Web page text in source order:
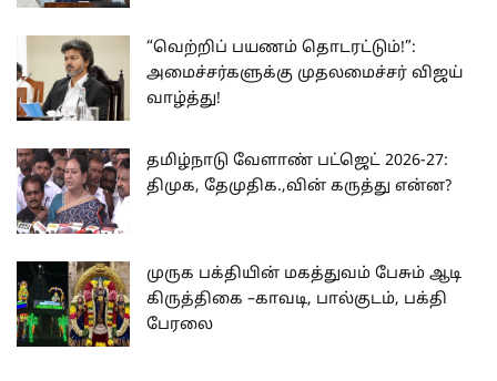
“வெற்றிப் பயணம் தொடரட்டும்!”:
அமைச்சர்களுக்கு முதலமைச்சர் விஜய்
வாழ்த்து!
தமிழ்நாடு வேளாண் பட்ஜெட் 2026-27:
திமுக, தேமுதிக.,வின் கருத்து என்ன?
முருக பக்தியின் மகத்துவம் பேசும் ஆடி
கிருத்திகை –காவடி, பால்குடம், பக்தி
பேரலை